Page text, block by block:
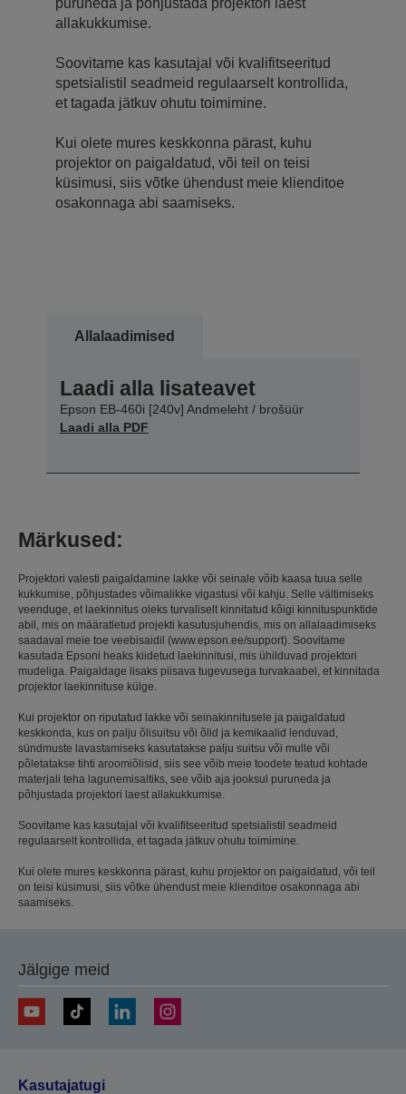
puruneda ja põhjustada projektori laest
allakukkumise.
Soovitame kas kasutajal või kvalifitseeritud
spetsialistil seadmeid regulaarselt kontrollida,
et tagada jätkuv ohutu toimimine.
Kui olete mures keskkonna pärast, kuhu
projektor on paigaldatud, või teil on teisi
küsimusi, siis võtke ühendust meie klienditoe
osakonnaga abi saamiseks.
Allalaadimised
Laadi alla lisateavet
Epson EB-460i [240v] Andmeleht / brošüür
Laadi alla PDF
Märkused:
Projektori valesti paigaldamine lakke või seinale võib kaasa tuua selle
kukkumise, põhjustades võimalikke vigastusi või kahju. Selle vältimiseks
veenduge, et laekinnitus oleks turvaliselt kinnitatud kõigi kinnituspunktide
abil, mis on määratletud projekti kasutusjuhendis, mis on allalaadimiseks
saadaval meie toe veebisaidil (www.epson.ee/support). Soovitame
kasutada Epsoni heaks kiidetud laekinnitusi, mis ühilduvad projektori
mudeliga. Paigaldage lisaks piisava tugevusega turvakaabel, et kinnitada
projektor laekinnituse külge.
Kui projektor on riputatud lakke või seinakinnitusele ja paigaldatud
keskkonda, kus on palju õlisuitsu või õlid ja kemikaalid lenduvad,
sündmuste lavastamiseks kasutatakse palju suitsu või mulle või
põletatakse tihti aroomiõlisid, siis see võib meie toodete teatud kohtade
materjali teha lagunemisaltiks, see võib aja jooksul puruneda ja
põhjustada projektori laest allakukkumise.
Soovitame kas kasutajal või kvalifitseeritud spetsialistil seadmeid
regulaarselt kontrollida, et tagada jätkuv ohutu toimimine.
Kui olete mures keskkonna pärast, kuhu projektor on paigaldatud, või teil
on teisi küsimusi, siis võtke ühendust meie klienditoe osakonnaga abi
saamiseks.
Jälgige meid
Kasutajatugi